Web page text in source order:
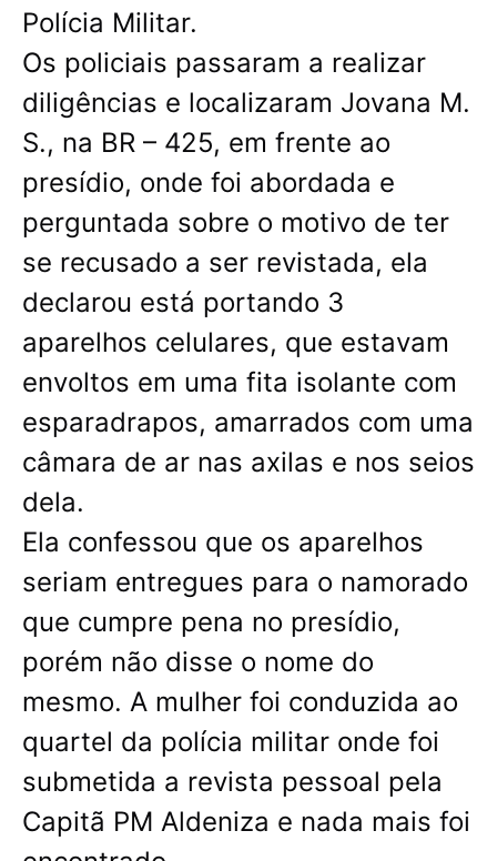
Polícia Militar.
Os policiais passaram a realizar
diligências e localizaram Jovana M.
S., na BR – 425, em frente ao
presídio, onde foi abordada e
perguntada sobre o motivo de ter
se recusado a ser revistada, ela
declarou está portando 3
aparelhos celulares, que estavam
envoltos em uma fita isolante com
esparadrapos, amarrados com uma
câmara de ar nas axilas e nos seios
dela.
Ela confessou que os aparelhos
seriam entregues para o namorado
que cumpre pena no presídio,
porém não disse o nome do
mesmo. A mulher foi conduzida ao
quartel da polícia militar onde foi
submetida a revista pessoal pela
Capitã PM Aldeniza e nada mais foi